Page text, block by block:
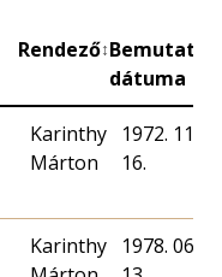
Rendező↕Bemutató
dátuma
Karinthy
Márton
1972. 11.
16.
Karinthy
1978. 06.